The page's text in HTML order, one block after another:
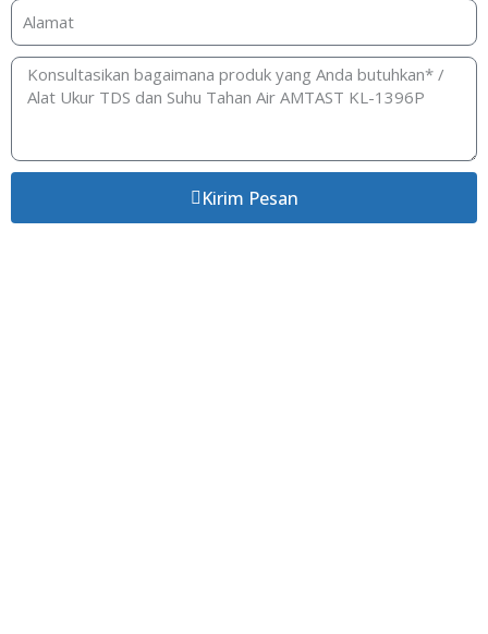
Kirim Pesan